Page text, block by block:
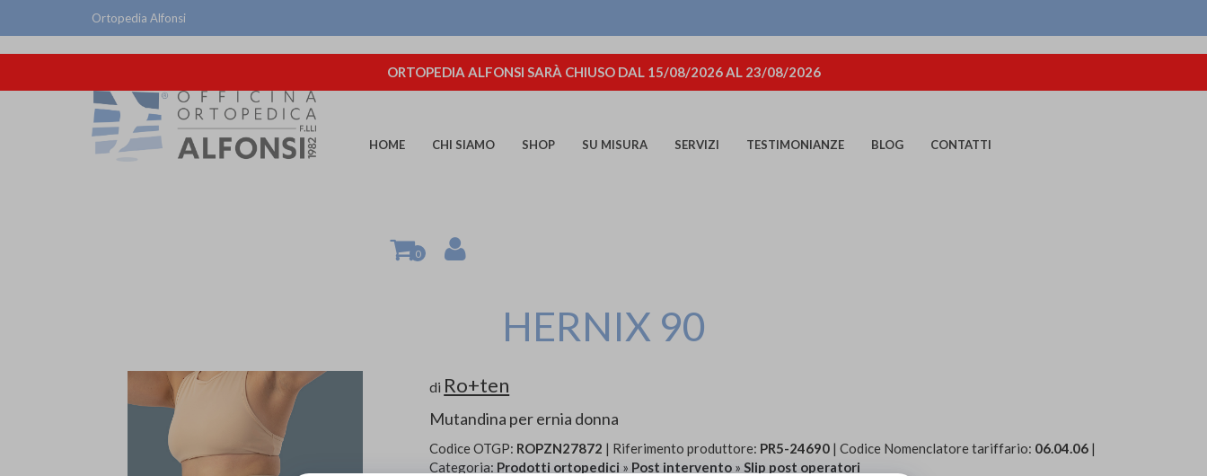
Ortopedia Alfonsi
ORTOPEDIA ALFONSI SARÀ CHIUSO DAL 15/08/2026 AL 23/08/2026
HOME CHI SIAMO SHOP SU MISURA SERVIZI TESTIMONIANZE BLOG CONTATTI
0
HERNIX 90
di Ro+ten
Mutandina per ernia donna
Codice OTGP: ROPZN27872 | Riferimento produttore: PR5-24690 | Codice Nomenclatore tariffario: 06.04.06 |
Categoria: Prodotti ortopedici » Post intervento »Slip post operatori